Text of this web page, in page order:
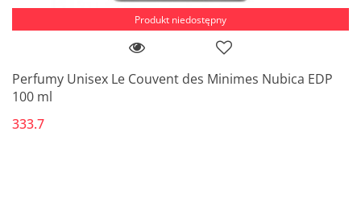
Produkt niedostępny
Perfumy Unisex Le Couvent des Minimes Nubica EDP
100 ml
333.7